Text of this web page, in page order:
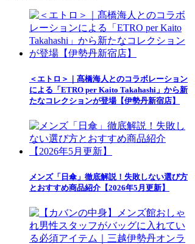
＜エトロ＞｜髙橋海人とのコラボレーション
による「ETRO per Kaito Takahashi」から新
たなコレクションが登場【伊勢丹新宿店】
メンズ「日傘」徹底解説！失敗しない選び方
とおすすめ商品紹介【2026年5月更新】